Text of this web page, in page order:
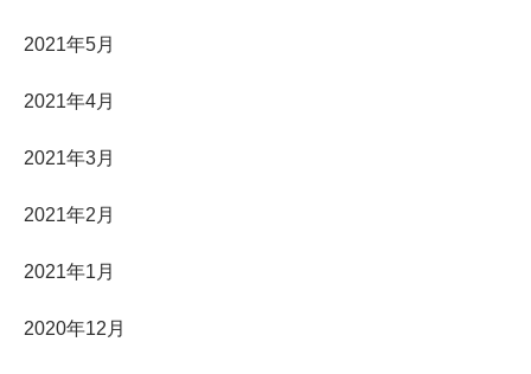
2021年5月
2021年4月
2021年3月
2021年2月
2021年1月
2020年12月